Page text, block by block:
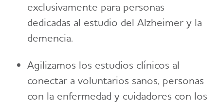
exclusivamente para personas
dedicadas al estudio del Alzheimer y la
demencia.
Agilizamos los estudios clínicos al
conectar a voluntarios sanos, personas
con la enfermedad y cuidadores con los